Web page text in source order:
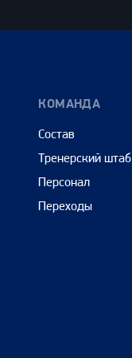
КОМАНДА
Состав
Тренерский штаб
Персонал
Переходы